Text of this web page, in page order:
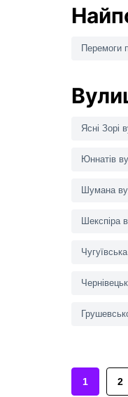
Перемоги
Ясні Зорі
Юннатів
Шумана
Шекспіра
1 2